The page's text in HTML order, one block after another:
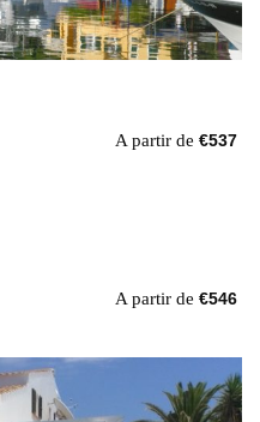
A partir de €537
A partir de €546